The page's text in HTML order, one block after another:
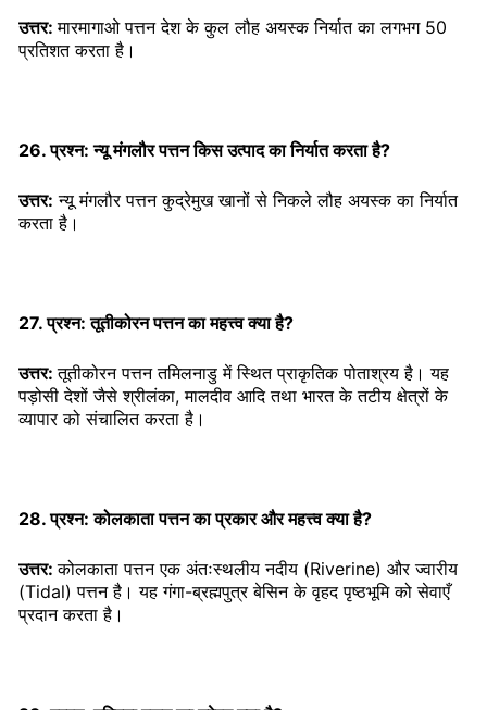
उत्तर:मारमागाओ पत्तन देश के कुल लौह अयस्क निर्यात का लगभग 50
प्रतिशत करता है।
26. प्रश्न: न्यू मंगलौर पत्तन किस उत्पाद का निर्यात करता है?
उत्तर: न्यू मंगलौर पत्तन कुद्रेमुख खानों से निकले लौह अयस्क का निर्यात
करता है।
27. प्रश्न: तूतीकोरन पत्तन का महत्त्व क्या है?
उत्तर:तूतीकोरन पत्तन तमिलनाडु में स्थित प्राकृतिक पोताश्रय है। यह
पड़ोसी देशों जैसे श्रीलंका, मालदीव आदि तथा भारत के तटीय क्षेत्रों के
व्यापार को संचालित करता है।
28. प्रश्न: कोलकाता पत्तन का प्रकार और महत्त्व क्या है?
उत्तर:कोलकाता पत्तन एक अंतःस्थलीय नदीय (Riverine) और ज्वारीय
(Tidal) पत्तन है। यह गंगा-ब्रह्मपुत्र बेसिन के वृहद पृष्ठभूमि को सेवाएँ
प्रदान करता है।